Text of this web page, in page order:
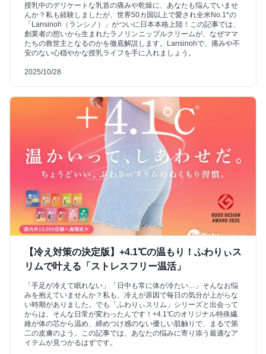
授乳中のデリケートな乳首の痛みや乾燥に、あなたも悩んでいませ
んか？私も経験しましたが、世界50カ国以上で愛され全米No.1*の
「Lansinoh（ランシノ）」がついに日本本格上陸！この記事では、
創業者の想いから生まれたラノリンニップルクリームが、なぜママ
たちの救世主となるのかを徹底解説します。Lansinohで、痛みや不
安のない心穏やかな授乳ライフを手に入れましょう。
2025/10/28
【冷え対策の決定版】+4.1℃の温もり！ふわりぃス
リムで叶える「ストレスフリー温活」
「手足が冷えて眠れない」「日中も常に体が冷たい…」そんなお悩
みを抱えていませんか？私も、冷えが原因で毎日の気分が上がらな
い時期がありました。でも「ふわりぃスリム」シリーズと出会って
からは、そんな日常が変わったんです！+4.1℃のオリジナル特殊繊
維が体の芯から温め、締めつけ感のない優しい肌触りで、まるで第
二の皮膚のよう。この記事では、あなたの悩みに寄り添う最適なア
イテムが見つかるはずです。